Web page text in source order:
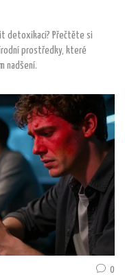
detoxikaci? Přečtěte si
prostředky, které
nadšení.
0